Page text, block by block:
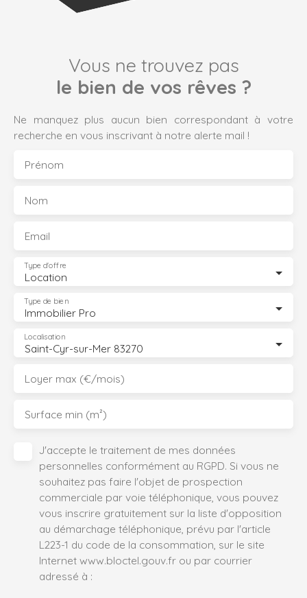
Vous ne trouvez pas
le bien de vos rêves ?
Ne manquez plus aucun bien correspondant à votre
recherche en vous inscrivant à notre alerte mail !
Prénom
Nom
Email
Location
Type d'offre
Immobilier Pro
Type de bien
Saint-Cyr-sur-Mer 83270
Localisation
Loyer max (€/mois)
Surface min (m²)
J'accepte le traitement de mes données
personnelles conformément au RGPD. Si vous ne
souhaitez pas faire l'objet de prospection
commerciale par voie téléphonique, vous pouvez
vous inscrire gratuitement sur la liste d'opposition
au démarchage téléphonique, prévu par l'article
L223-1 du code de la consommation, sur le site
Internet www.bloctel.gouv.fr ou par courrier
adressé à :